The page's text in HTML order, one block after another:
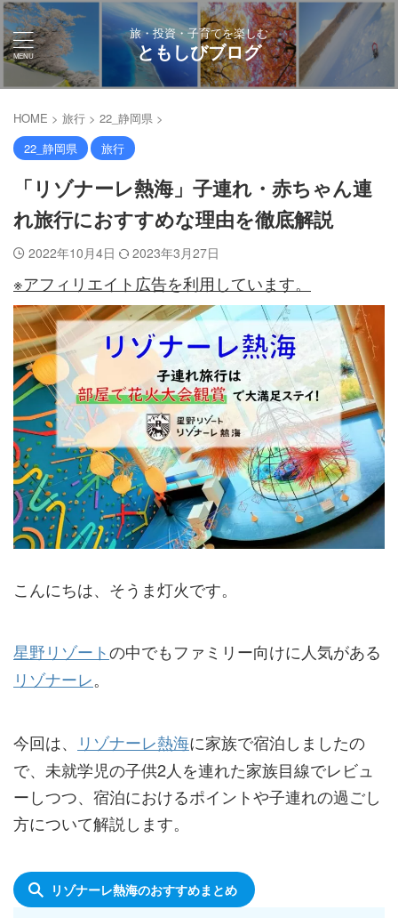
旅・投資・子育てを楽しむ
ともしびブログ
HOME > 旅行 > 22_静岡県 >
22_静岡県
旅行
「リゾナーレ熱海」子連れ・赤ちゃん連
れ旅行におすすめな理由を徹底解説
2022年10月4日 2023年3月27日
※アフィリエイト広告を利用しています。
こんにちは、そうま灯火です。
星野リゾートの中でもファミリー向けに人気がある
リゾナーレ。
今回は、 リゾナーレ熱海に家族で宿泊しましたの
で、未就学児の子供2人を連れた家族目線でレビュ
ーしつつ、宿泊におけるポイントや子連れの過ごし
方について解説します。
リゾナーレ熱海のおすすめまとめ